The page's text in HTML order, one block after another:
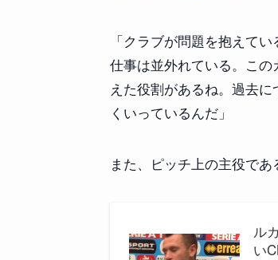
「クラブが問題を抱えて
仕事は並外れている。こ
えた役割があるね。過去
くいっているんだ」
また、ピッチ上の主役であ
ル
い